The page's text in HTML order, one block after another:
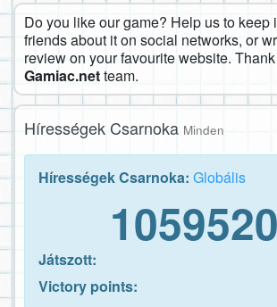
Do you like our game? Help us to keep
friends about it on social networks, or
review on your favourite website.
Gamiac.netteam.
Hírességek Csarnoka Minden
Hírességek Csarnoka: Globális
Játszott:
Victory points: